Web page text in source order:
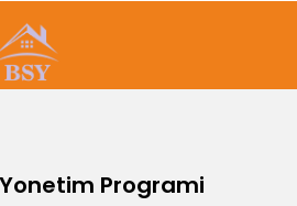
Programi